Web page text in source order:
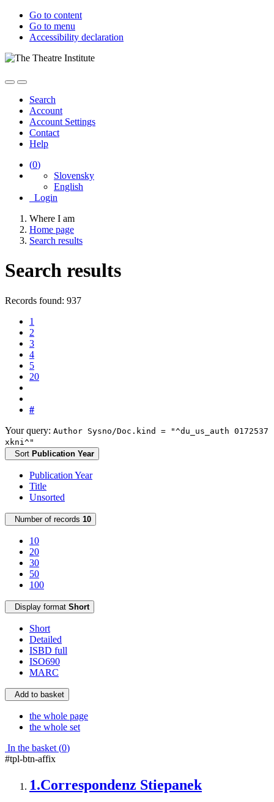
Go to content
Go to menu
Accessibility declaration
Search
Account
Account Settings
Contact
Help
(0)
Slovensky
English
Login
Where I am
Home page
Search results
Search results
Records found: 937
1
2
3
4
5
20
#
Your query: Author Sysno/Doc.kind = "^du_us_auth 0172537
xkni^"
Sort Publication Year
Publication Year
Title
Unsorted
Number of records 10
10
20
30
50
100
Display format Short
Short
Detailed
ISBD full
ISO690
MARC
Add to basket
the whole page
the whole set
In the basket (0)
#tpl-btn-affix
1.Correspondenz Stiepanek